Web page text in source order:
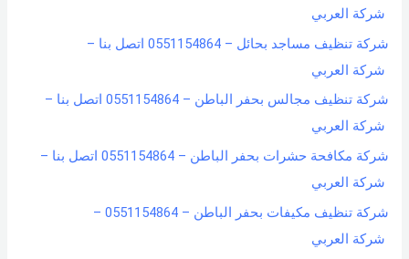
شركة العربي
شركة تنظيف مساجد بحائل – 0551154864 اتصل بنا –
شركة العربي
شركة تنظيف مجالس بحفر الباطن – 0551154864 اتصل بنا –
شركة العربي
شركة مكافحة حشرات بحفر الباطن – 0551154864 اتصل بنا –
شركة العربي
شركة تنظيف مكيفات بحفر الباطن – 0551154864 –
شركة العربي